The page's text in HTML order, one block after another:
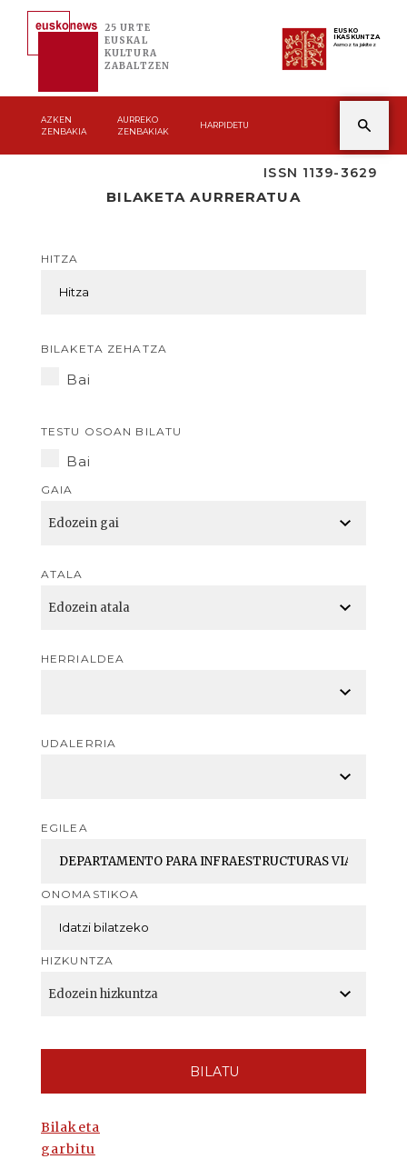
25 URTE
EUSKAL
KULTURA
ZABALTZEN
EUSKO
IKASKUNTZA
Asmoz ta jakitez
AZKEN
ZENBAKIA
AURREKO
ZENBAKIAK
HARPIDETU
ISSN 1139-3629
BILAKETA AURRERATUA
HITZA
BILAKETA ZEHATZA
Bai
TESTU OSOAN BILATU
Bai
GAIA
ATALA
HERRIALDEA
UDALERRIA
EGILEA
ONOMASTIKOA
HIZKUNTZA
BILATU
Bilaketa
garbitu